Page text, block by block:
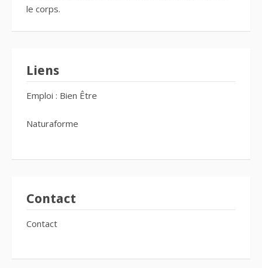
le corps.
Liens
Emploi : Bien Être
Naturaforme
Contact
Contact